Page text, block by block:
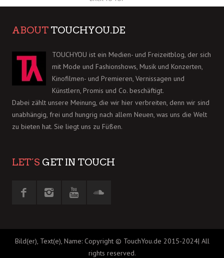
ABOUT TOUCHYOU.DE
TOUCHYOU ist ein Medien- und Freizeitblog, der sich
mit Mode und Fashionshows, Musik und Konzerten,
Kinofilmen- und Premieren, Vernissagen und
Künstlern, Promis und Co. beschäftigt.
Dabei zählt unsere Meinung, die wir hier verbreiten, denn wir sind
unabhängig, frei und hungrig nach allem Neuen, was uns die Welt
zu bieten hat. Sie liegt uns zu Füßen.
LET´S GET IN TOUCH
Bild(er), Text(e), Name: Copyright © TouchYou.de 2015-2024| All
rights reserved.